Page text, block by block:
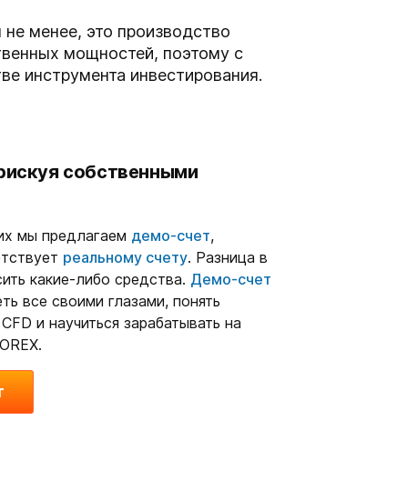
менее, это производство
мощностей, поэтому с
инструмента инвестирования.
собственными
мы предлагаем демо-счет,
реальному счету. Разница в
какие-либо средства. Демо-счет
все своими глазами, понять
и научиться зарабатывать на